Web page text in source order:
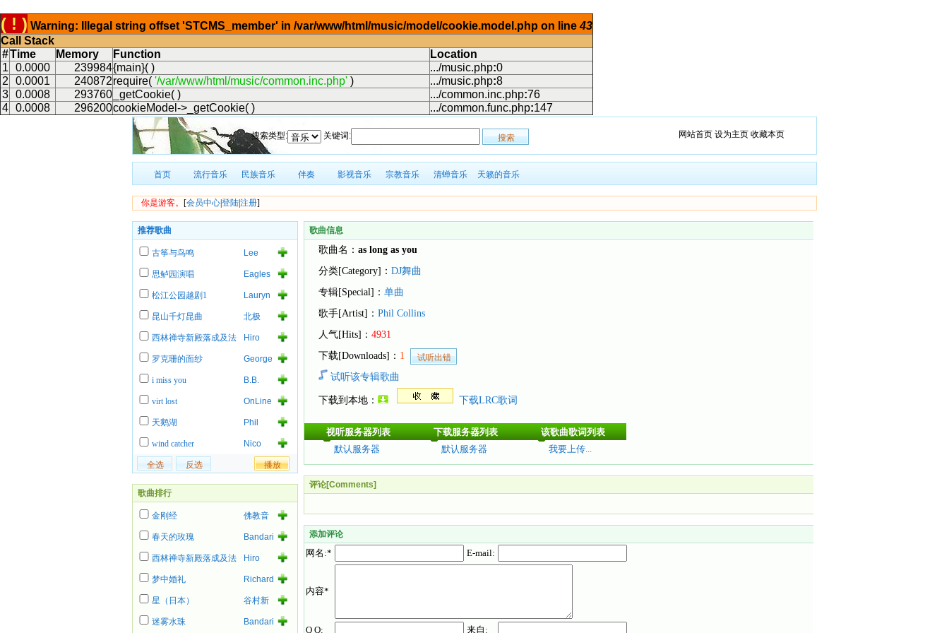
( ! ) Warning: Illegal string offset 'STCMS_member' in /var/www/html/music/model/cookie.model.php on line43
Call Stack
#Time Memory Function
Location
1
0.0000 239984{main}( ) .../music.php:0
2
0.0001 240872require( '/var/www/html/music/common.inc.php' ) .../music.php:8
3
0.0008 293760 _getCookie( ) .../common.inc.php:76
4
0.0008 296200cookieModel->_getCookie( ) .../common.func.php:147
搜索类型: 关键词: 网站首页 设为主页 收藏本页
首页 流行音乐 民族音乐 伴奏 影视音乐 宗教音乐 清蝉音乐 天籁的音乐
你是游客。 [会员中心登陆注册]
推荐歌曲
古筝与鸟鸣
Lee
Parnell
思鲈园演唱
Eagles
Death
Metal
松江公园越剧1
Lauryn
昆山千灯昆曲
北极
西林禅寺新殿落成及法
Hiro
罗克珊的面纱
George
i miss you
B.B.
virt lost
OnLine
天鹅湖
Phil
wind catcher
Nico
歌曲排行
金刚经
佛教音
春天的玫瑰
Bandari
西林禅寺新殿落成及法
Hiro
梦中婚礼
Richard
星（日本）
谷村新
迷雾水珠
Bandari
歌曲信息
歌曲名： as long as you
分类[Category]： DJ舞曲
专辑[Special]： 单曲
歌手[Artist]： Phil Collins
人气[Hits]： 4931
下载[Downloads]： 1
试听该专辑歌曲
下载到本地： 下载LRC歌词
视听服务器列表 下载服务器列表
该歌曲歌词列表
默认服务器
默认服务器 我要上传...
评论[Comments]
添加评论
网名:* E-mail:
内容*
Q Q: 来自: